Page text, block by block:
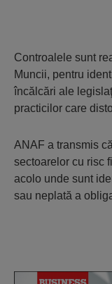
Controalele sunt
Muncii, pentru
încălcări ale
practicilor care
ANAF a transmis
sectoarelor cu risc
acolo unde sunt
sau neplată a